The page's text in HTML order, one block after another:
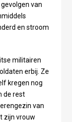
van
en stroom
militairen
erbij. Ze
kregen nog
de rest
van
zijn vrouw